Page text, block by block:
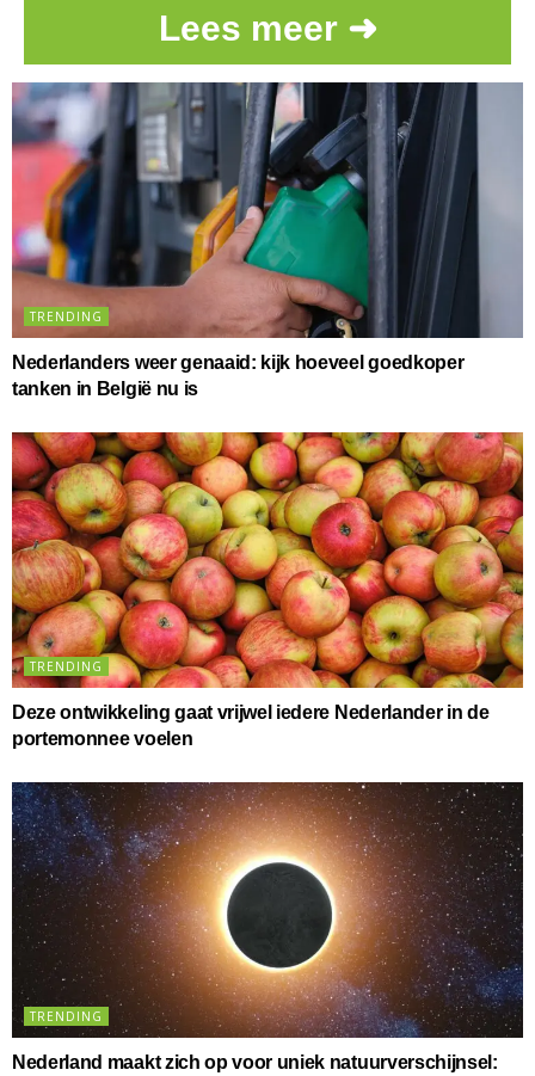
Lees meer ➜
TRENDING
Nederlanders weer genaaid: kijk hoeveel goedkoper
tanken in België nu is
TRENDING
Deze ontwikkeling gaat vrijwel iedere Nederlander in de
portemonnee voelen
TRENDING
Nederland maakt zich op voor uniek natuurverschijnsel: